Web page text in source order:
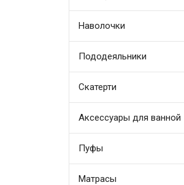
Наволочки
Пододеяльники
Скатерти
Аксессуары для ванной
Пуфы
Матрасы